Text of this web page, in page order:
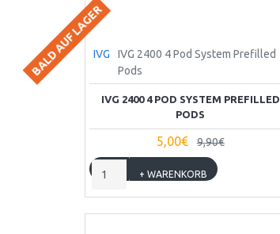
BALD AUF LAGER
IVG
IVG 2400 4 Pod System Prefilled
Pods
IVG 2400 4 POD SYSTEM PREFILLED
PODS
5,00€ 9,90€
+ WARENKORB